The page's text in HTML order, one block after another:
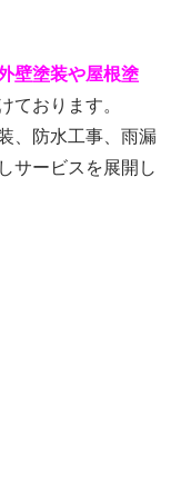
壁塗装や屋根塗
ております。
、防水工事、雨漏
サービスを展開し